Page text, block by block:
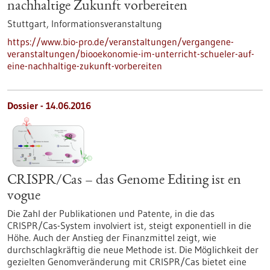
nachhaltige Zukunft vorbereiten
Stuttgart, Informationsveranstaltung
https://www.bio-pro.de/veranstaltungen/vergangene-
veranstaltungen/biooekonomie-im-unterricht-schueler-auf-
eine-nachhaltige-zukunft-vorbereiten
Dossier - 14.06.2016
CRISPR/Cas – das Genome Editing ist en
vogue
Die Zahl der Publikationen und Patente, in die das
CRISPR/Cas-System involviert ist, steigt exponentiell in die
Höhe. Auch der Anstieg der Finanzmittel zeigt, wie
durchschlagkräftig die neue Methode ist. Die Möglichkeit der
gezielten Genomveränderung mit CRISPR/Cas bietet eine